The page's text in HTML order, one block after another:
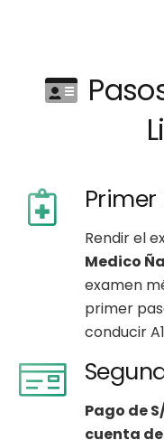
Primer
Rendir el
Medico
examen
primer
conducir
Pago de
cuenta